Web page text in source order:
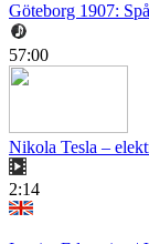
Göteborg 1907:
57:00
Nikola Tesla –
2:14